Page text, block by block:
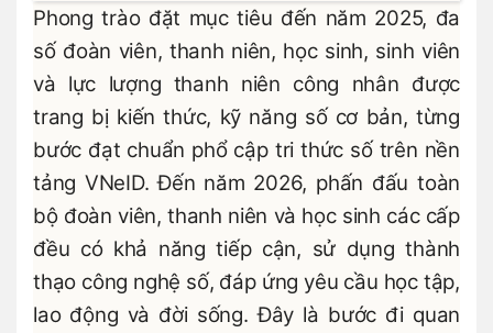
Phong trào đặt mục tiêu đến năm 2025, đa
số đoàn viên, thanh niên, học sinh, sinh viên
và lực lượng thanh niên công nhân được
trang bị kiến thức, kỹ năng số cơ bản, từng
bước đạt chuẩn phổ cập tri thức số trên nền
tảng VNeID. Đến năm 2026, phấn đấu toàn
bộ đoàn viên, thanh niên và học sinh các cấp
đều có khả năng tiếp cận, sử dụng thành
thạo công nghệ số, đáp ứng yêu cầu học tập,
lao động và đời sống. Đây là bước đi quan